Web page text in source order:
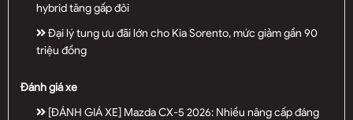
hybrid tăng gấp đôi
Đại lý tung ưu đãi lớn cho Kia Sorento, mức giảm gần 90
triệu đồng
Đánh giá xe
[ĐÁNH GIÁ XE] Mazda CX-5 2026: Nhiều nâng cấp đáng